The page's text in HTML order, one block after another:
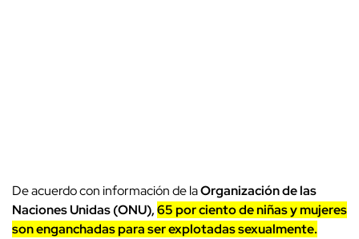
De acuerdo con información de laOrganización de las
Naciones Unidas (ONU),65 por ciento de niñas y mujeres
son enganchadas para ser explotadas sexualmente.